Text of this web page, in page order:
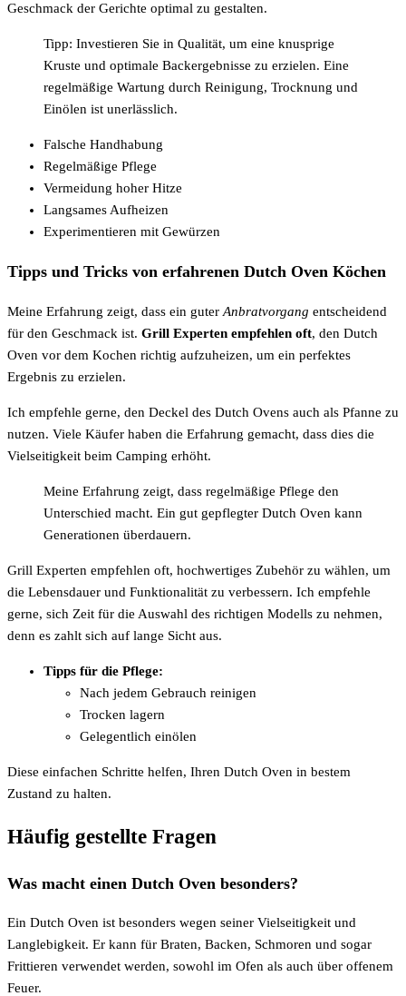
Geschmack der Gerichte optimal zu gestalten.
Tipp: Investieren Sie in Qualität, um eine knusprige
Kruste und optimale Backergebnisse zu erzielen. Eine
regelmäßige Wartung durch Reinigung, Trocknung und
Einölen ist unerlässlich.
Falsche Handhabung
Regelmäßige Pflege
Vermeidung hoher Hitze
Langsames Aufheizen
Experimentieren mit Gewürzen
Tipps und Tricks von erfahrenen Dutch Oven Köchen
Meine Erfahrung zeigt, dass ein guter Anbratvorgang entscheidend
für den Geschmack ist. Grill Experten empfehlen oft, den Dutch
Oven vor dem Kochen richtig aufzuheizen, um ein perfektes
Ergebnis zu erzielen.
Ich empfehle gerne, den Deckel des Dutch Ovens auch als Pfanne zu
nutzen. Viele Käufer haben die Erfahrung gemacht, dass dies die
Vielseitigkeit beim Camping erhöht.
Meine Erfahrung zeigt, dass regelmäßige Pflege den
Unterschied macht. Ein gut gepflegter Dutch Oven kann
Generationen überdauern.
Grill Experten empfehlen oft, hochwertiges Zubehör zu wählen, um
die Lebensdauer und Funktionalität zu verbessern. Ich empfehle
gerne, sich Zeit für die Auswahl des richtigen Modells zu nehmen,
denn es zahlt sich auf lange Sicht aus.
Tipps für die Pflege:
Nach jedem Gebrauch reinigen
Trocken lagern
Gelegentlich einölen
Diese einfachen Schritte helfen, Ihren Dutch Oven in bestem
Zustand zu halten.
Häufig gestellte Fragen
Was macht einen Dutch Oven besonders?
Ein Dutch Oven ist besonders wegen seiner Vielseitigkeit und
Langlebigkeit. Er kann für Braten, Backen, Schmoren und sogar
Frittieren verwendet werden, sowohl im Ofen als auch über offenem
Feuer.